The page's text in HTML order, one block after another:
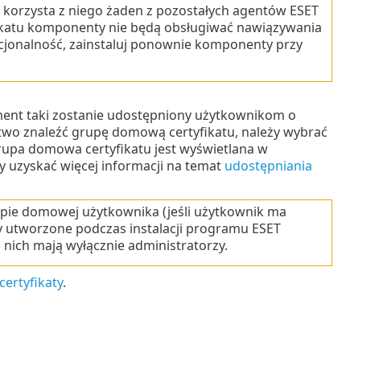
z niego żaden z pozostałych agentów ESET
komponenty nie będą obsługiwać nawiązywania
zainstaluj ponownie komponenty przy
taki zostanie udostępniony użytkownikom o
znaleźć grupę domową certyfikatu, należy wybrać
domowa certyfikatu jest wyświetlana w
uzyskać więcej informacji na temat udostępniania
domowej użytkownika (jeśli użytkownik ma
podczas instalacji programu ESET
mają wyłącznie administratorzy.
.